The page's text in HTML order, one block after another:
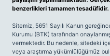
benzerlikleri tamamen tesadüfidir.
Sitemiz, 5651 Sayılı Kanun
Kurumu (BTK) tarafından
vermektedir. Bu nedenle, sitedeki
veya araştırma yükümlülüğümüz